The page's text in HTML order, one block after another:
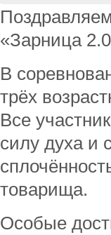
«Зарница
В
трёх
Все
силу духа и
товарища.
Особые